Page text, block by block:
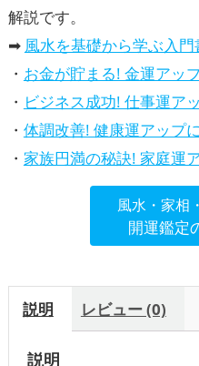
解説です。
➡ 風水を基礎から学ぶ入門
・ お金が貯まる! 金運アップの風水
・ ビジネス成功! 仕事運アップの風
・ 体調改善! 健康運アップに効く風水ラッ
・ 家族円満の秘訣! 家庭運アップの風
風水・家相
開運鑑定
説明 レビュー (0)
説明